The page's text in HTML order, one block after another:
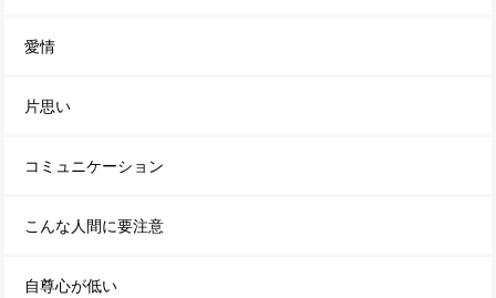
愛情
片思い
コミュニケーション
こんな人間に要注意
自尊心が低い